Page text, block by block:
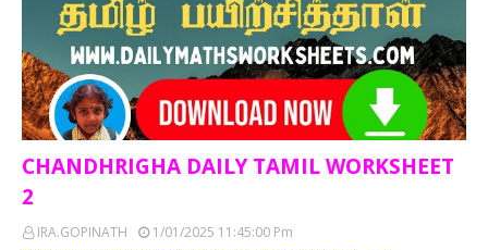
CHANDHRIGHA DAILY TAMIL WORKSHEET
2
IRA.GOPINATH
1/01/2025 11:45:00 Pm